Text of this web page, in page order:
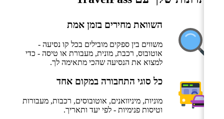
השוואת מחירים בזמן אמת
משווים בין ספקים מובילים בכל קו נסיעה -
אוטובוס, רכבת, מונית, מעבורת או טיסה - כדי
למצוא את הנסיעה שהכי מתאימה לך.
כל סוגי התחבורה במקום אחד
מוניות, מיניוואנים, אוטובוסים, רכבות, מעבורות
וטיסות פנימיות - לפי יעד ותאריך.